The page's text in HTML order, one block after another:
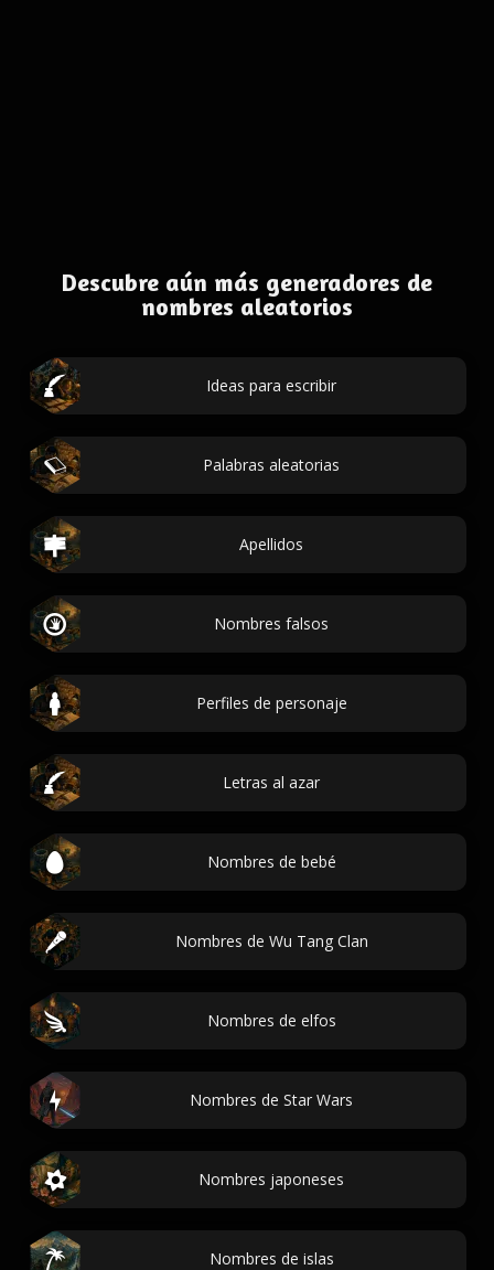
Descubre aún más generadores de
nombres aleatorios
Ideas para escribir
Palabras aleatorias
Apellidos
Nombres falsos
Perfiles de personaje
Letras al azar
Nombres de bebé
Nombres de Wu Tang Clan
Nombres de elfos
Nombres de Star Wars
Nombres japoneses
Nombres de islas